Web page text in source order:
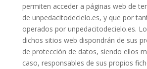
permiten acceder a páginas web de
de unpedacitodecielo.es, y que por
operados porunpedacitodecielo.es.
dichos sitios web dispondrán de sus
de protección de datos, siendo ellos
caso, responsables de sus propios